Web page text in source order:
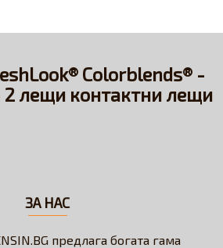
Colorblends® -
лещи контактни лещи
ЗА НАС
предлага богата гама